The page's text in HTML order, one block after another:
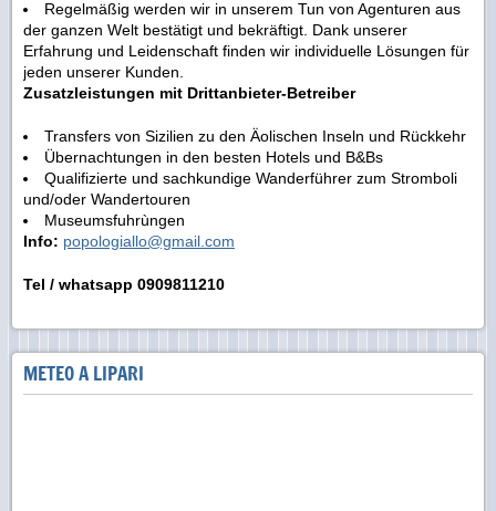
Regelmäßig werden wir in unserem Tun von Agenturen aus
der ganzen Welt bestätigt und bekräftigt. Dank unserer
Erfahrung und Leidenschaft finden wir individuelle Lösungen für
jeden unserer Kunden.
Zusatzleistungen mit Drittanbieter-Betreiber
Transfers von Sizilien zu den Äolischen Inseln und Rückkehr
Übernachtungen in den besten Hotels und B&Bs
Qualifizierte und sachkundige Wanderführer zum Stromboli
und/oder Wandertouren
Museumsfuhrùngen
Info: popologiallo@gmail.com
Tel / whatsapp 0909811210
METEO A LIPARI